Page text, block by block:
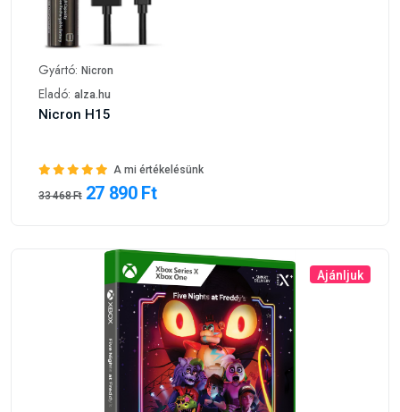
Gyártó: Nicron
Eladó: alza.hu
Nicron H15
A mi értékelésünk
33 468 Ft 27 890 Ft
Ajánljuk